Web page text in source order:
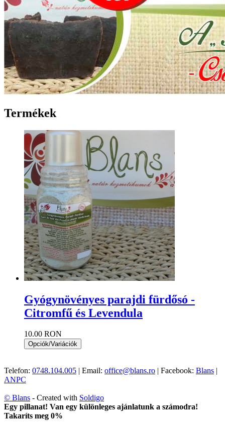
Termékek
Gyógynövényes parajdi fürdősó -
Citromfű és Levendula
10.00 RON
Opciók/Variációk
Telefon: 0748.104.005 | Email: office@blans.ro | Facebook: Blans |
ANPC
© Blans - Created with Soldigo
Egy pillanat! Van egy különleges ajánlatunk a számodra!
Takaríts meg 0%